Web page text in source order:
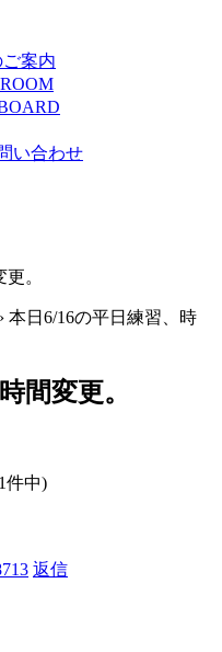
案内
い合わせ
。
› 本日6/16の平日練習、時
間変更。
件中)
返信